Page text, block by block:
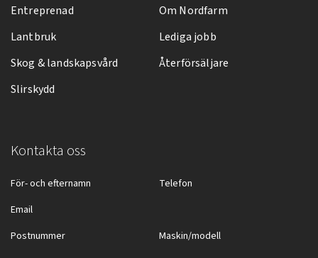
Entreprenad
Lantbruk
Skog & landskapsvård
Slirskydd
Om Nordfarm
Lediga jobb
Återförsäljare
Kontakta oss